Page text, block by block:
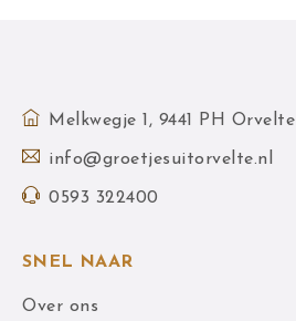
Melkwegje 1, 9441 PH Orvelte
info@groetjesuitorvelte.nl
0593 322400
SNEL NAAR
Over ons